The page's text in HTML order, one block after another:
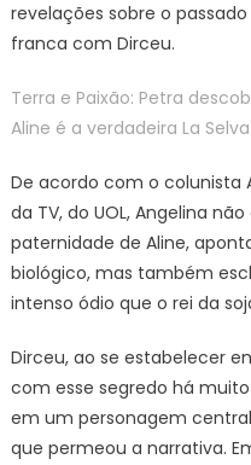
revelações sobre o
franca com Dirceu.
Terra e Paixão: Petra
Aline é a verdadeira La Selva
De acordo com o colunista
da TV, do UOL, Angelina
paternidade de Aline,
biológico, mas também
intenso ódio que o rei da
Dirceu, ao se estabelecer
com esse segredo há
em um personagem
que permeou a narrativa.